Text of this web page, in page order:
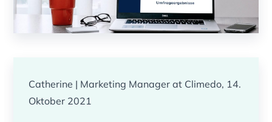
Catherine | Marketing Manager at Climedo, 14.
Oktober 2021